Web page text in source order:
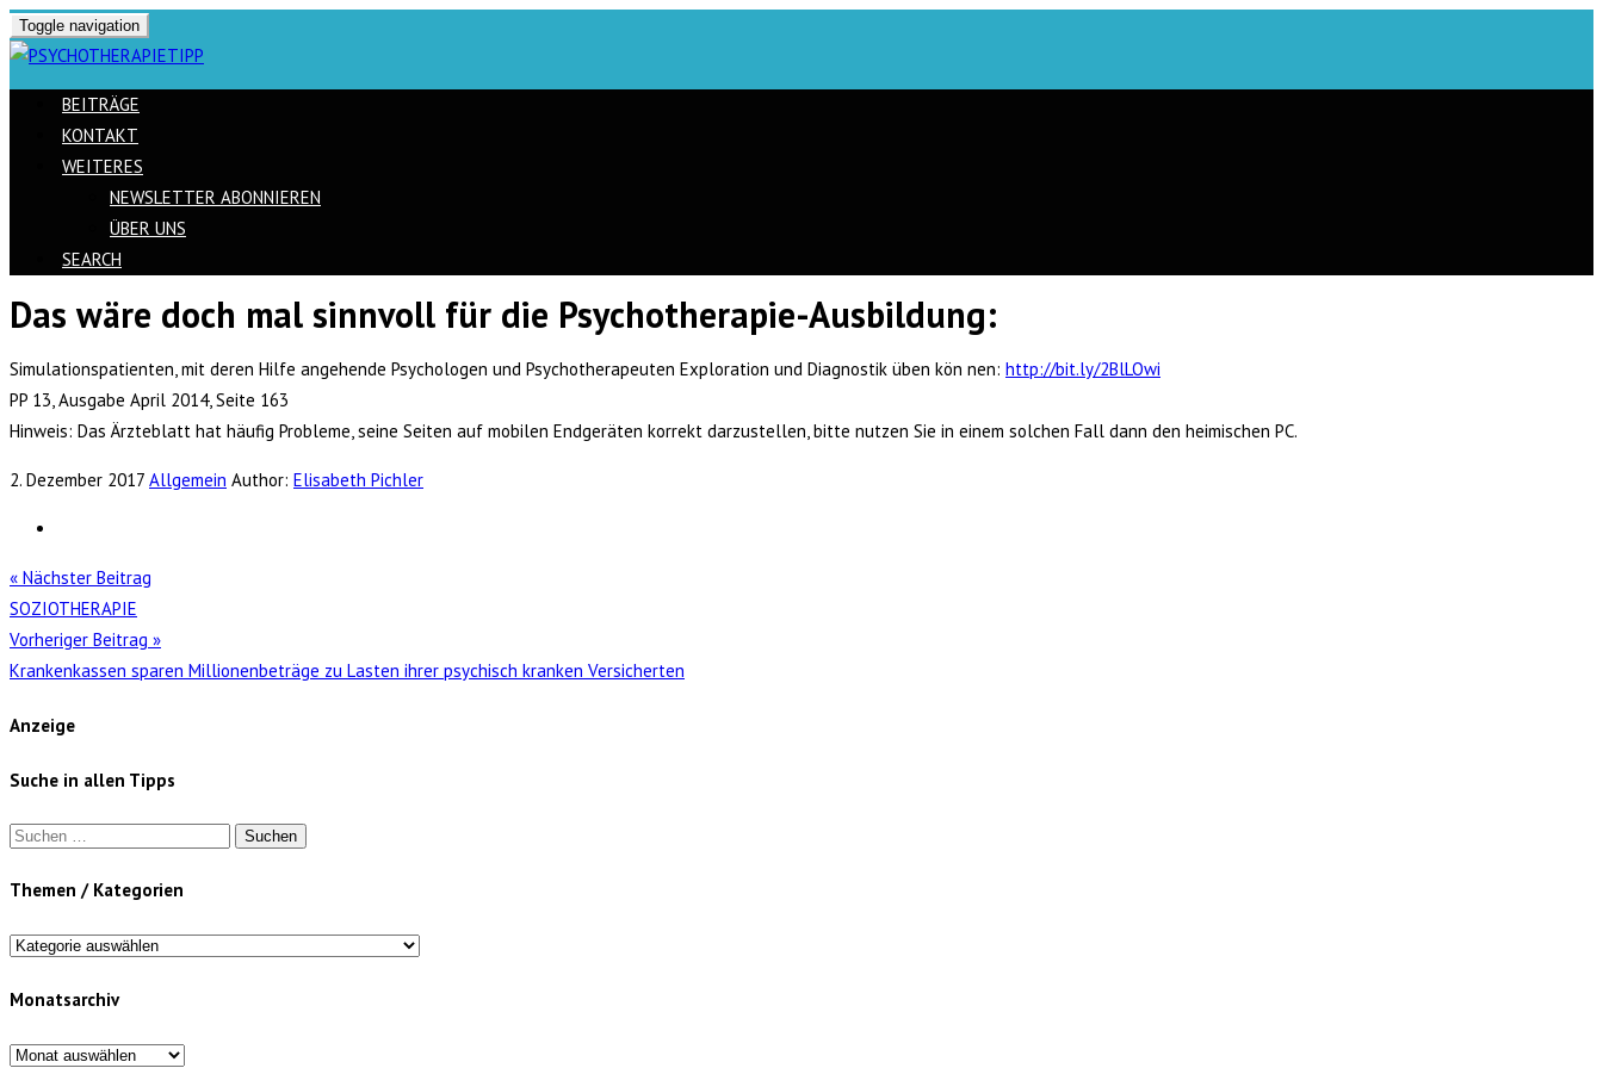
Toggle navigation
BEITRÄGE
KONTAKT
WEITERES
NEWSLETTER ABONNIEREN
ÜBER UNS
SEARCH
Skip
content
Das wäre doch mal sinnvoll für die Psychotherapie-Ausbildung:
Simulationspatienten, mit deren Hilfe angehende Psychologen und Psychotherapeuten Exploration und Diagnostik üben kön nen: http://bit.ly/2BlLOwi
PP 13, Ausgabe April 2014, Seite 163
Hinweis: Das Ärzteblatt hat häufig Probleme, seine Seiten auf mobilen Endgeräten korrekt darzustellen, bitte nutzen Sie in einem solchen Fall dann den heimischen PC.
2. Dezember 2017 Allgemein Author: Elisabeth Pichler
« Nächster Beitrag
SOZIOTHERAPIE
Vorheriger Beitrag »
Krankenkassen sparen Millionenbeträge zu Lasten ihrer psychisch kranken Versicherten
Anzeige
Suche in allen Tipps
Suchen
Themen / Kategorien
Themen
Kategorien
Monatsarchiv
Monatsarchiv